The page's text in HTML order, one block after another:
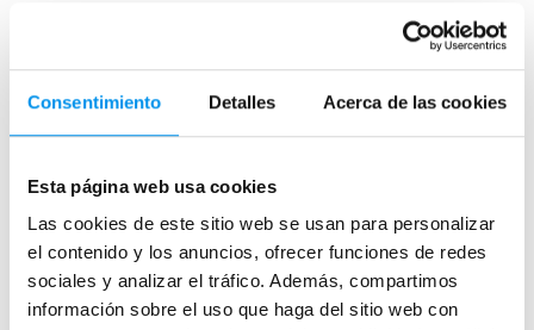
Consentimiento Detalles Acerca de las cookies
Esta página web usa cookies
Las cookies de este sitio web se usan para personalizar
el contenido y los anuncios, ofrecer funciones de redes
sociales y analizar el tráfico. Además, compartimos
información sobre el uso que haga del sitio web con
Frontales
Mamparas cuadradas
Semicirculares
Correderas sin perfiles
Apertura abatible